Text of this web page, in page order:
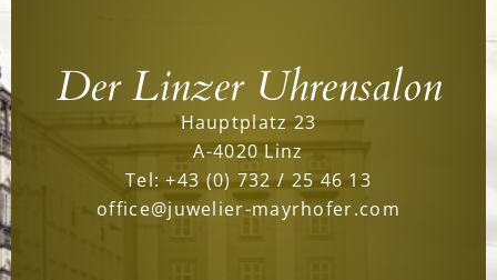
Der Linzer Uhrensalon
Hauptplatz 23
A-4020 Linz
Tel:+43 (0) 732 / 25 46 13
office@juwelier-mayrhofer.com